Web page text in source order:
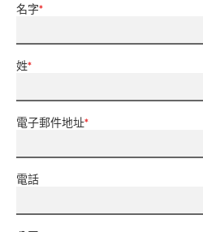
名字*
姓*
電子郵件地址*
電話